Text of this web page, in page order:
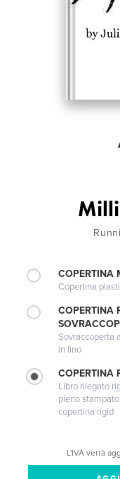
COPERTINA
Copertina
COPERTINA
Sovraccoperta
in lino
COPERTINA
Libro rilegato
pieno
copertina rigid
L'IVA verrà